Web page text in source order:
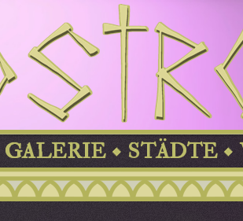
GALERIE STÄDTE